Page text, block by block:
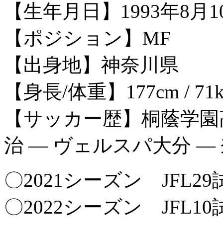
【生年月日】1993年8月
【ポジション】MF
【出身地】神奈川県
【身長/体重】177cm /
【サッカー歴】桐蔭学
治 ― ヴェルスパ大分 ―
〇2021シーズン JFL29
〇2022シーズン JFL10